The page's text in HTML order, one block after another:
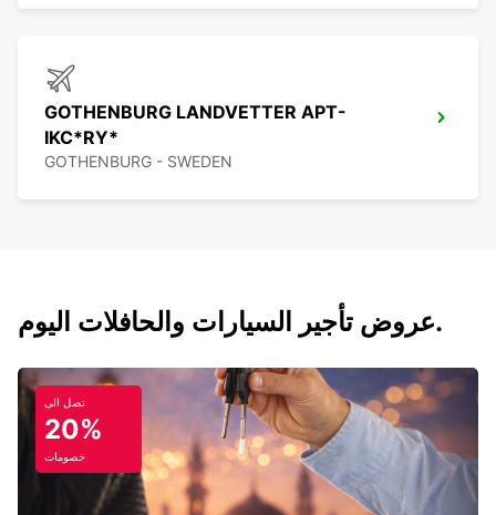
GOTHENBURG LANDVETTER APT-
IKC*RY*
GOTHENBURG - SWEDEN
عروض تأجير السيارات والحافلات اليوم.
تصل الى
20%
خصومات